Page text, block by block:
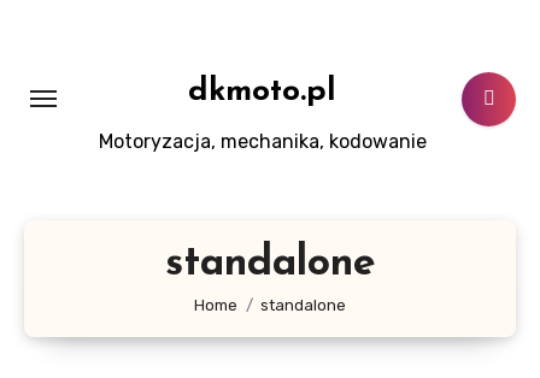
dkmoto.pl
Motoryzacja, mechanika, kodowanie
standalone
Home standalone